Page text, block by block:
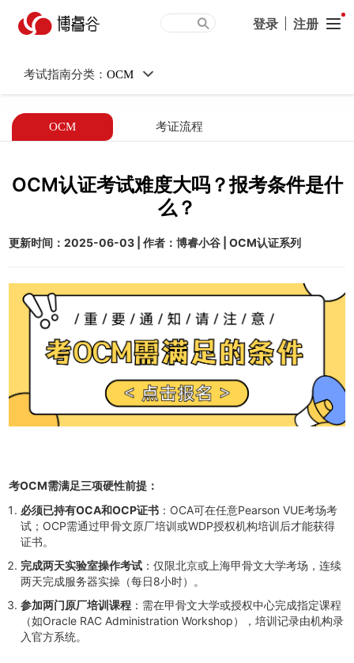
OCM认证考试难度大吗？报
考条件是什么？
登录 注册
考试指南分类： OCM
OCM 考证流程
OCM认证考试难度大吗？报考条件是什
么？
更新时间：2025-06-03 | 作者：博睿小谷 | OCM认证系列
考OCM需满足三项硬性前提：
必须已持有OCA和OCP证书 ：OCA可在任意Pearson VUE考场考
试；OCP需通过甲骨文原厂培训或WDP授权机构培训后才能获得
证书。
完成两天实验室操作考试 ：仅限北京或上海甲骨文大学考场，连续
两天完成服务器实操（每日8小时）。
参加两门原厂培训课程 ：需在甲骨文大学或授权中心完成指定课程
（如Oracle RAC Administration Workshop），培训记录由机构录
入官方系统。